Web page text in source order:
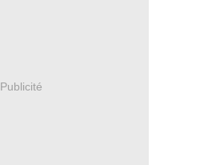
Publicité